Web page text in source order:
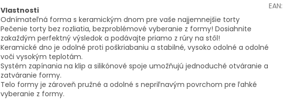
Vlastnosti
Odnímateľná forma s keramickým dnom pre vaše najjemnejšie torty
Pečenie torty bez rozliatia, bezproblémové vyberanie z formy! Dosiahnite
zakaždým perfektný výsledok a podávajte priamo z rúry na stôl!
Keramické dno je odolné proti poškriabaniu a stabilné, vysoko odolné a odolné
voči vysokým teplotám.
Systém zapínania na klip a silikónové spoje umožňujú jednoduché otváranie a
zatváranie formy.
Telo formy je zároveň pružné a odolné s nepriľnavým povrchom pre ľahké
vyberanie z formy.
EAN: